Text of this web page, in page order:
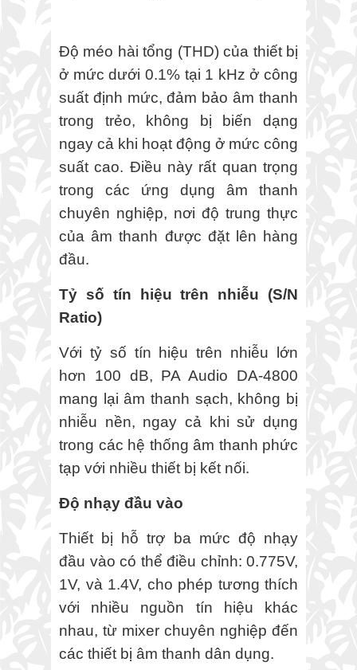
Độ méo hài tổng (THD) của thiết bị
ở mức dưới 0.1% tại 1 kHz ở công
suất định mức, đảm bảo âm thanh
trong trẻo, không bị biến dạng
ngay cả khi hoạt động ở mức công
suất cao. Điều này rất quan trọng
trong các ứng dụng âm thanh
chuyên nghiệp, nơi độ trung thực
của âm thanh được đặt lên hàng
đầu.
Tỷ số tín hiệu trên nhiễu (S/N
Ratio)
Với tỷ số tín hiệu trên nhiễu lớn
hơn 100 dB, PA Audio DA-4800
mang lại âm thanh sạch, không bị
nhiễu nền, ngay cả khi sử dụng
trong các hệ thống âm thanh phức
tạp với nhiều thiết bị kết nối.
Độ nhạy đầu vào
Thiết bị hỗ trợ ba mức độ nhạy
đầu vào có thể điều chỉnh: 0.775V,
1V, và 1.4V, cho phép tương thích
với nhiều nguồn tín hiệu khác
nhau, từ mixer chuyên nghiệp đến
các thiết bị âm thanh dân dụng.